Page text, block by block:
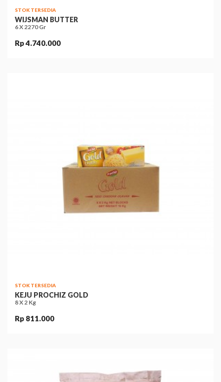
STOK TERSEDIA
WIJSMAN BUTTER
6 X 2270 Gr
Rp 4.740.000
STOK TERSEDIA
KEJU PROCHIZ GOLD
8 X 2 Kg
Rp 811.000